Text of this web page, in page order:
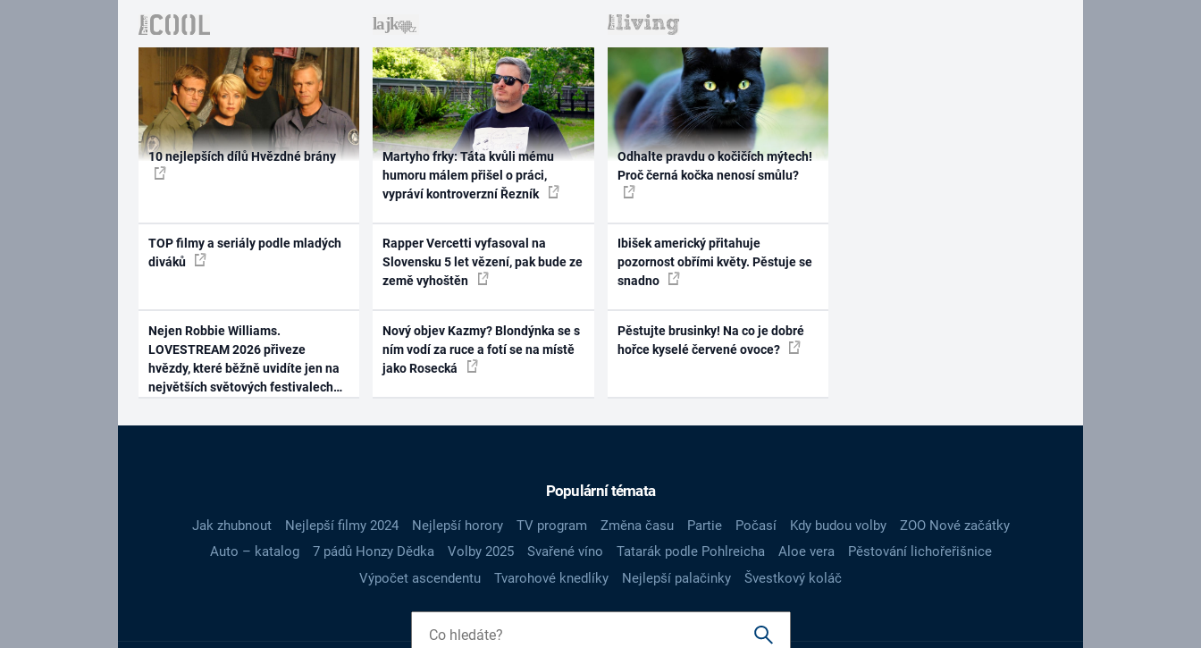
10 nejlepších dílů Hvězdné brány
TOP filmy a seriály podle mladých
diváků
Nejen Robbie Williams.
LOVESTREAM 2026 přiveze
hvězdy, které běžně uvidíte jen na
největších světových festivalech
Martyho frky: Táta kvůli mému
humoru málem přišel o práci,
vypráví kontroverzní Řezník
Rapper Vercetti vyfasoval na
Slovensku 5 let vězení, pak bude ze
země vyhoštěn
Nový objev Kazmy? Blondýnka se s
ním vodí za ruce a fotí se na místě
jako Rosecká
Odhalte pravdu o kočičích mýtech!
Proč černá kočka nenosí smůlu?
Ibišek americký přitahuje
pozornost obřími květy. Pěstuje se
snadno
Pěstujte brusinky! Na co je dobré
hořce kyselé červené ovoce?
Populární témata
Jak zhubnout Nejlepší filmy 2024 Nejlepší horory TV program Změna času Partie Počasí Kdy budou volby
ZOO Nové začátky
Auto – katalog
7 pádů Honzy Dědka Volby 2025 Svařené víno Tatarák podle Pohlreicha Aloe vera
Pěstování lichořeřišnice
Výpočet ascendentu
Tvarohové knedlíky Nejlepší palačinky Švestkový koláč